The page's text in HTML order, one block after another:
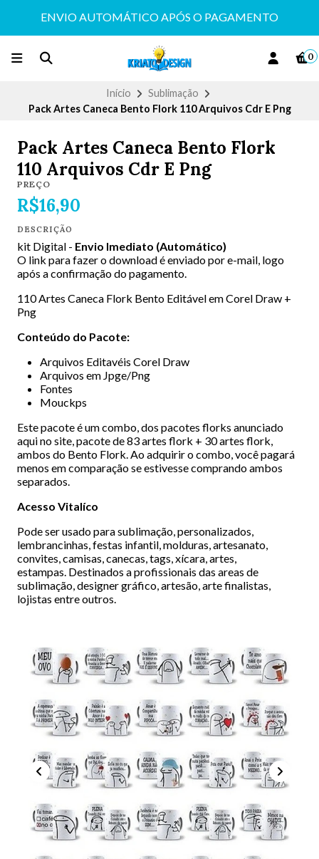
ENVIO AUTOMÁTICO APÓS O PAGAMENTO
0
Início
Sublimação
Pack Artes Caneca Bento Flork 110 Arquivos Cdr E Png
Pack Artes Caneca Bento Flork
110 Arquivos Cdr E Png
PREÇO
R$16,90
DESCRIÇÃO
kit Digital - Envio Imediato (Automático)
O link para fazer o download é enviado por e-mail, logo
após a confirmação do pagamento.
110 Artes Caneca Flork Bento Editável em Corel Draw +
Png
Conteúdo do Pacote:
Arquivos Editavéis Corel Draw
Arquivos em Jpge/Png
Fontes
Mouckps
Este pacote é um combo, dos pacotes florks anunciado
aqui no site, pacote de 83 artes flork + 30 artes flork,
ambos do Bento Flork. Ao adquirir o combo, você pagará
menos em comparação se estivesse comprando ambos
separados.
Acesso Vitalíco
Pode ser usado para sublimação, personalizados,
lembrancinhas, festas infantil, molduras, artesanato,
convites, camisas, canecas, tags, xícara, artes,
estampas. Destinados a profissionais das areas de
sublimação, designer gráfico, artesão, arte finalistas,
lojistas entre outros.